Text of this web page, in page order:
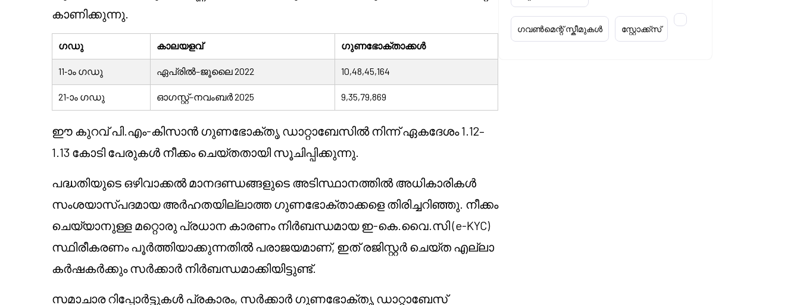
കാണിക്കുന്നു.
ഗഡു കാലയളവ് ഗുണഭോക്താക്കൾ
11-ാം ഗഡു ഏപ്രിൽ–ജൂലൈ 2022 10,48,45,164
21-ാം ഗഡു ഓഗസ്റ്റ്–നവംബർ 2025 9,35,79,869
ഈ കുറവ് പി.എം-കിസാൻ ഗുണഭോക്തൃ ഡാറ്റാബേസിൽ നിന്ന് ഏകദേശം 1.12–
1.13 കോടി പേരുകൾ നീക്കം ചെയ്തതായി സൂചിപ്പിക്കുന്നു.
പദ്ധതിയുടെ ഒഴിവാക്കൽ മാനദണ്ഡങ്ങളുടെ അടിസ്ഥാനത്തിൽ അധികാരികൾ
സംശയാസ്പദമായ അർഹതയില്ലാത്ത ഗുണഭോക്താക്കളെ തിരിച്ചറിഞ്ഞു. നീക്കം
ചെയ്യാനുള്ള മറ്റൊരു പ്രധാന കാരണം നിർബന്ധമായ ഇ-കെ.വൈ.സി (e-KYC)
സ്ഥിരീകരണം പൂർത്തിയാക്കുന്നതിൽ പരാജയമാണ്, ഇത് രജിസ്റ്റർ ചെയ്ത എല്ലാ
കർഷകർക്കും സർക്കാർ നിർബന്ധമാക്കിയിട്ടുണ്ട്.
സമാചാര റിപ്പോർട്ടുകൾ പ്രകാരം, സർക്കാർ ഗുണഭോക്തൃ ഡാറ്റാബേസ്
ഗവൺമെന്റ് സ്കീമുകൾ സ്റ്റോക്ക്‌സ്